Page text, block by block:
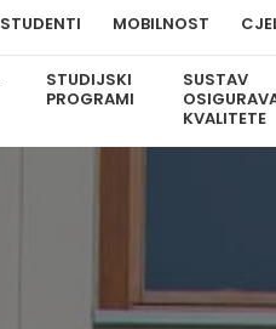
STUDENTI MOBILNOST
STUDIJSKI
PROGRAMI
SUSTAV
KVALITETE